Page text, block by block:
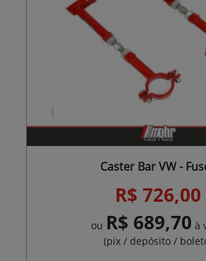
Caster Bar VW -
R$ 726,00
ou R$ 689,70 à
(pix / depósito /